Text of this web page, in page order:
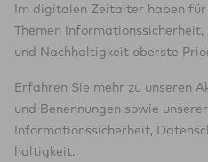
Im digitalen Zeitalter haben für
Themen
und Nachhaltigkeit oberste
Erfahren Sie mehr zu unseren
und Benennungen sowie
Informations­sicher­heit,
haltig­keit.